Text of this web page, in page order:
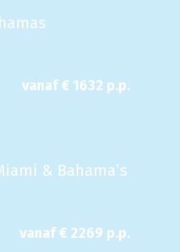
vanaf € 1632 p.p.
& Bahama’s
vanaf € 2269 p.p.